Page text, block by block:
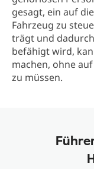
gesagt, ein auf
Fahrzeug zu
trägt und
befähigt wird,
machen, ohne
zu müssen.